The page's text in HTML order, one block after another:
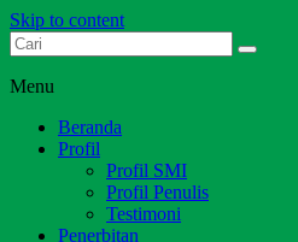
Skip to content
Dari Jambi untuk Indonesia
Menu
Beranda
Profil
Profil SMI
Profil Penulis
Testimoni
Penerbitan